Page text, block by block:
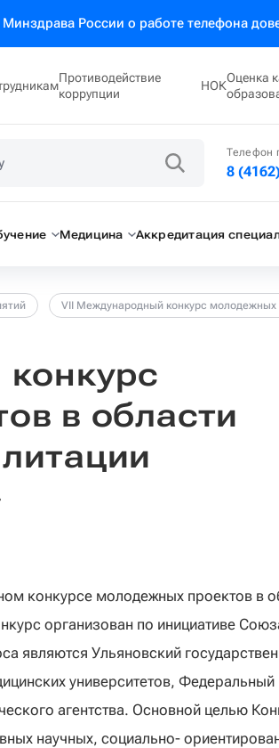
России о работе телефона
Противодействие
коррупции
НОК
Оценка
Телефон
8
Медицина Аккредитация
VII Международный конкурс
в области
конкурсе молодежных проектов в
организован по инициативе
являются Ульяновский
университетов, Федеральный
агентства. Основной целью
научных, социально-